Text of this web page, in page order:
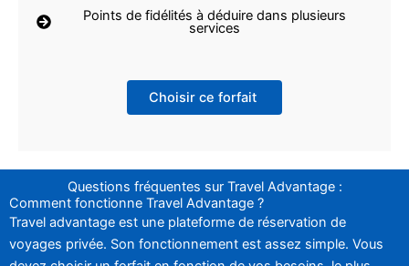
Points de fidélités à déduire dans plusieurs
services
Choisir ce forfait
Questions fréquentes sur Travel Advantage :
Comment fonctionne Travel Advantage ?
Travel advantage est une plateforme de réservation de
voyages privée. Son fonctionnement est assez simple. Vous